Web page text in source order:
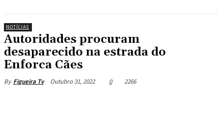
NOTÍCIAS
Autoridades procuram
desaparecido na estrada do
Enforca Cães
By Figueira Tv Outubro 31, 2022 0 2266